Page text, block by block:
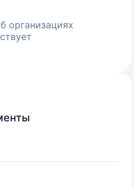
организациях